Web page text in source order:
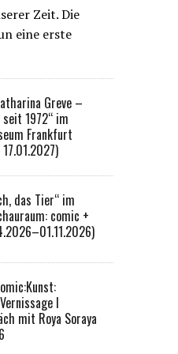
Zeit. Die
eine erste
Greve –
1972“ im
Frankfurt
das Tier“ im
comic +
I
mit Roya Soraya